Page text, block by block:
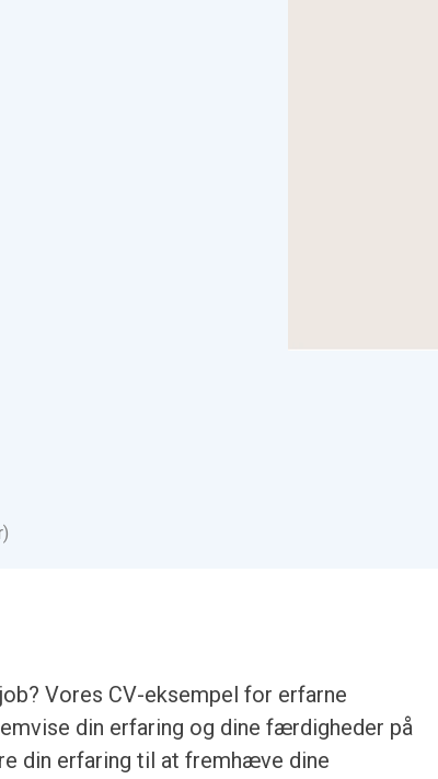
Vores CV-eksempel for erfarne
din erfaring og dine færdigheder på
din erfaring til at fremhæve dine